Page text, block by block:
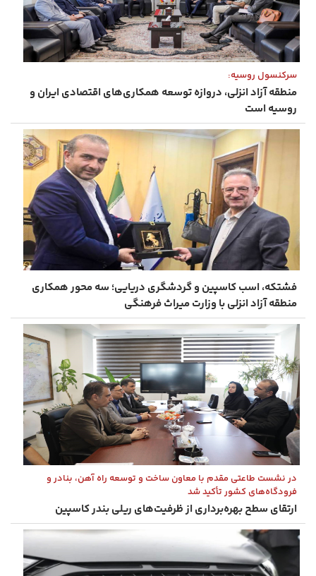
سرکنسول روسیه:
منطقه آزاد انزلی، دروازه توسعه همکاری‌های اقتصادی ایران و
روسیه است
فشتکه، اسب کاسپین و گردشگری دریایی؛ سه محور همکاری
منطقه آزاد انزلی با وزارت میراث‌ فرهنگی
در نشست طاعتی‌ مقدم با معاون ساخت و توسعه راه ‌آهن، بنادر و
فرودگاه‌های کشور تأکید شد
ارتقای سطح بهره‌برداری از ظرفیت‌های ریلی بندر كاسپین